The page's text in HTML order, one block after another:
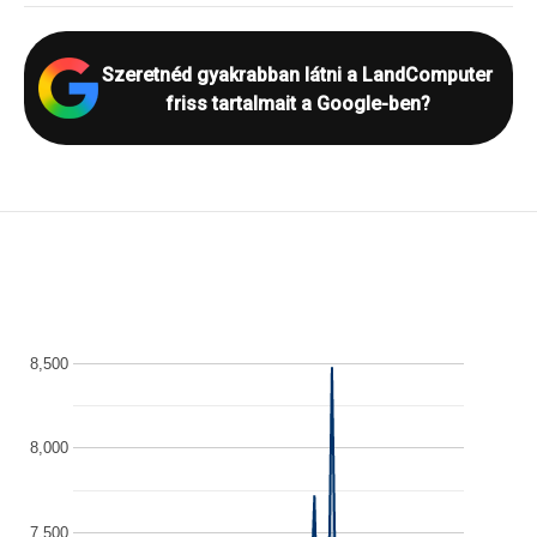
Szeretnéd gyakrabban látni a LandComputer
friss tartalmait a Google-ben?
7,500
8,000
8,500